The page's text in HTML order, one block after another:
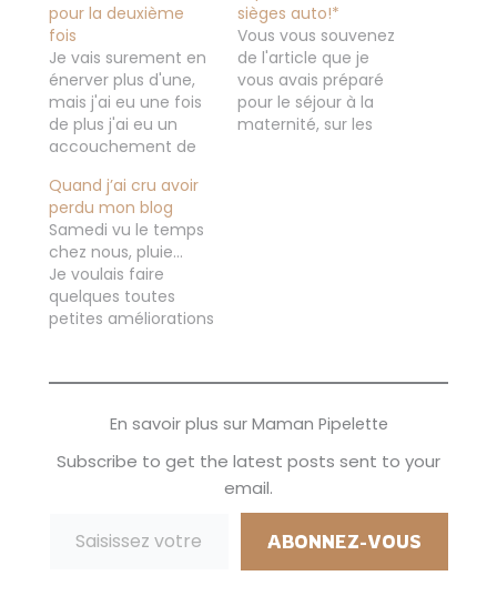
pour la deuxième
fois
Je vais surement en
énerver plus d'une,
mais j'ai eu une fois
de plus j'ai eu un
accouchement de
suis devenue
maman pour la
deuxième fois... Bon
j'ai quand même
"douillé" hein les
contractions ça ne
fait pas du bien...
sièges auto!*
Vous vous souvenez
de l'article que je
vous avais préparé
pour le séjour à la
maternité, sur les
Quand j’ai cru avoir
perdu mon blog
Samedi vu le temps
chez nous, pluie...
Je voulais faire
quelques toutes
petites améliorations
de profiter de ma
détendre, en plus on
passait le week-
end dans la maison
étaient tranquilles,
En savoir plus sur Maman Pipelette
Subscribe to get the latest posts sent to your
email.
ABONNEZ-VOUS